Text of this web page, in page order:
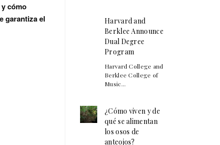
cómo
garantiza el
Harvard and
Berklee Announce
Dual Degree
Program
Harvard College and
Berklee College of
Music...
¿Cómo viven y de
qué se alimentan
los osos de
anteojos?